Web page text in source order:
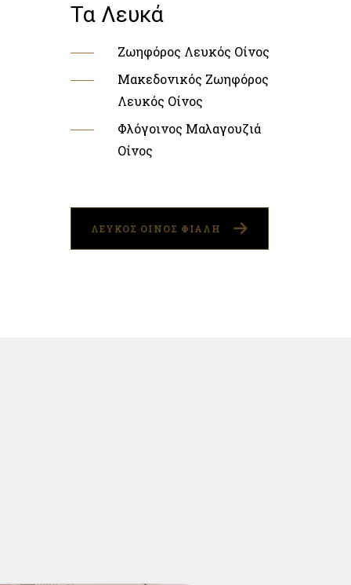
Τα Λευκά
Ζωηφόρος Λευκός Οίνος
Μακεδονικός Ζωηφόρος
Λευκός Οίνος
Φλόγοινος Μαλαγουζιά
Οίνος
ΛΕΥΚΟΣ ΟΙΝΟΣ ΦΙΑΛΗ